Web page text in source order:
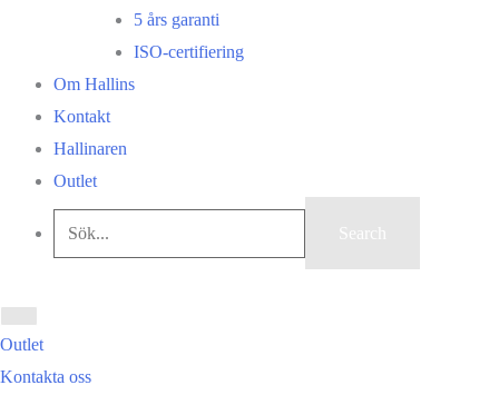
5 års garanti
ISO-certifiering
Om Hallins
Kontakt
Hallinaren
Outlet
Outlet
Kontakta oss